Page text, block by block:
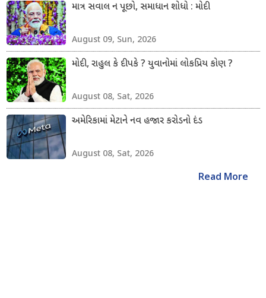
માત્ર સવાલ ન પૂછો, સમાધાન શોધો : મોદી
August 09, Sun, 2026
મોદી, રાહુલ કે દીપકે ? યુવાનોમાં લોકપ્રિય કોણ ?
August 08, Sat, 2026
અમેરિકામાં મેટાને નવ હજાર કરોડનો દંડ
August 08, Sat, 2026
Read More